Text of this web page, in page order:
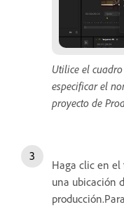
Utilice el
especificar el
proyecto de
Haga clic en
una ubicación